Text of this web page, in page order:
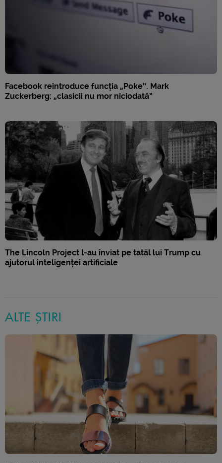
Facebook reintroduce funcția „Poke”. Mark
Zuckerberg: „clasicii nu mor niciodată”
The Lincoln Project l-au înviat pe tatăl lui Trump cu
ajutorul inteligenței artificiale
ALTE ȘTIRI